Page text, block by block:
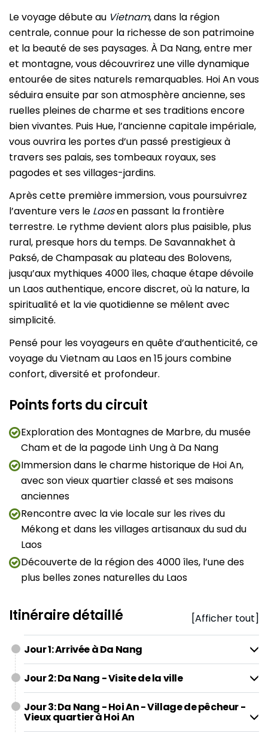
Le voyage débute au Vietnam, dans la région
centrale, connue pour la richesse de son patrimoine
et la beauté de ses paysages. À Da Nang, entre mer
et montagne, vous découvrirez une ville dynamique
entourée de sites naturels remarquables. Hoi An vous
séduira ensuite par son atmosphère ancienne, ses
ruelles pleines de charme et ses traditions encore
bien vivantes. Puis Hue, l’ancienne capitale impériale,
vous ouvrira les portes d’un passé prestigieux à
travers ses palais, ses tombeaux royaux, ses
pagodes et ses villages-jardins.
Après cette première immersion, vous poursuivrez
l’aventure vers le Laosen passant la frontière
terrestre. Le rythme devient alors plus paisible, plus
rural, presque hors du temps. De Savannakhet à
Paksé, de Champasak au plateau des Bolovens,
jusqu’aux mythiques 4000 îles, chaque étape dévoile
un Laos authentique, encore discret, où la nature, la
spiritualité et la vie quotidienne se mêlent avec
simplicité.
Pensé pour les voyageurs en quête d’authenticité, ce
voyage du Vietnam au Laos en 15 jours combine
confort, diversité et profondeur.
Points forts du circuit
Exploration des Montagnes de Marbre, du musée
Cham et de la pagode Linh Ung à Da Nang
Immersion dans le charme historique de Hoi An,
avec son vieux quartier classé et ses maisons
anciennes
Rencontre avec la vie locale sur les rives du
Mékong et dans les villages artisanaux du sud du
Laos
Découverte de la région des 4000 îles, l’une des
plus belles zones naturelles du Laos
Itinéraire détaillé [Afficher tout]
Jour 1: Arrivée à Da Nang
Jour 2: Da Nang - Visite de la ville
Jour 3: Da Nang - Hoi An - Village de pêcheur -
Vieux quartier à Hoi An